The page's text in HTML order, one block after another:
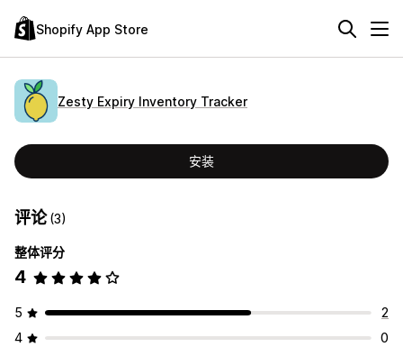
Shopify App Store
Zesty Expiry Inventory Tracker
安装
评论(3)
整体评分
4
5
2
4
0